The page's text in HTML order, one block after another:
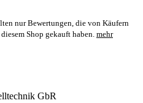
nur Bewertungen, die von Käufern
Shop gekauft haben. mehr
GbR